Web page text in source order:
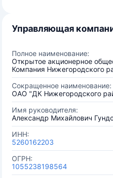
Управляющая
Полное наименование:
Открытое акционерное
Компания Нижегородского
Сокращенное наименование:
ОАО "ДК Нижегородского
Имя руководителя:
Александр Михайлович
ИНН:
5260162203
ОГРН:
1055238198564